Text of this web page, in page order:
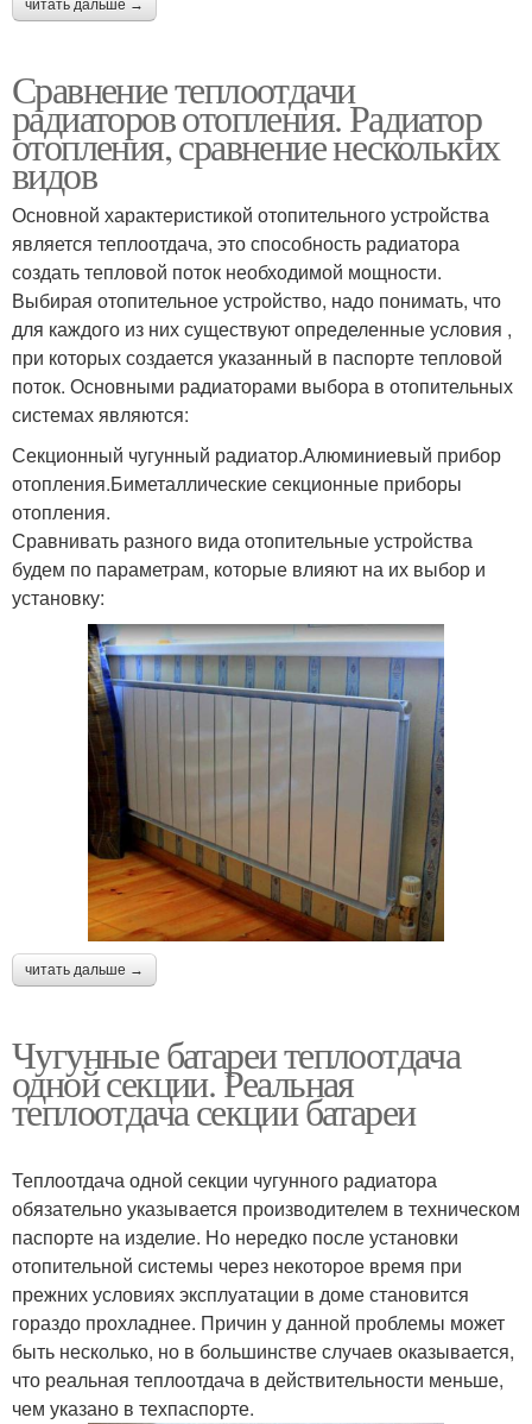
читать дальше →
Сравнение теплоотдачи
радиаторов отопления. Радиатор
отопления, сравнение нескольких
видов
Основной характеристикой отопительного устройства
является теплоотдача, это способность радиатора
создать тепловой поток необходимой мощности.
Выбирая отопительное устройство, надо понимать, что
для каждого из них существуют определенные условия ,
при которых создается указанный в паспорте тепловой
поток. Основными радиаторами выбора в отопительных
системах являются:
Секционный чугунный радиатор.Алюминиевый прибор
отопления.Биметаллические секционные приборы
отопления.
Сравнивать разного вида отопительные устройства
будем по параметрам, которые влияют на их выбор и
установку:
читать дальше →
Чугунные батареи теплоотдача
одной секции. Реальная
теплоотдача секции батареи
Теплоотдача одной секции чугунного радиатора
обязательно указывается производителем в техническом
паспорте на изделие. Но нередко после установки
отопительной системы через некоторое время при
прежних условиях эксплуатации в доме становится
гораздо прохладнее. Причин у данной проблемы может
быть несколько, но в большинстве случаев оказывается,
что реальная теплоотдача в действительности меньше,
чем указано в техпаспорте.